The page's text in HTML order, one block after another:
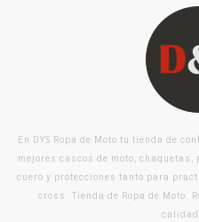
En DYS Ropa de Moto tu tienda de
mejores cascos de moto,
cuero y protecciones tanto para
cross. Tienda de Ropa de Moto.